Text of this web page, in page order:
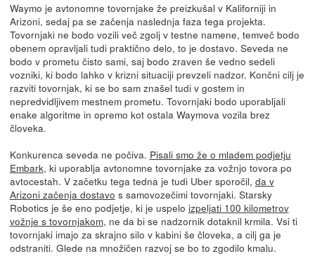
Waymo je avtonomne tovornjake že preizkušal v Kaliforniji in
Arizoni, sedaj pa se začenja naslednja faza tega projekta.
Tovornjaki ne bodo vozili več zgolj v testne namene, temveč bodo
obenem opravljali tudi praktično delo, to je dostavo. Seveda ne
bodo v prometu čisto sami, saj bodo zraven še vedno sedeli
vozniki, ki bodo lahko v krizni situaciji prevzeli nadzor. Končni cilj je
razviti tovornjak, ki se bo sam znašel tudi v gostem in
nepredvidljivem mestnem prometu. Tovornjaki bodo uporabljali
enake algoritme in opremo kot ostala Waymova vozila brez
človeka.
Konkurenca seveda ne počiva. Pisali smo že o mladem podjetju
Embark, ki uporablja avtonomne tovornjake za vožnjo tovora po
avtocestah. V začetku tega tedna je tudi Uber sporočil, da v
Arizoni začenja dostavo s samovozečimi tovornjaki. Starsky
Robotics je še eno podjetje, ki je uspelo izpeljati 100 kilometrov
vožnje s tovornjakom, ne da bi se nadzornik dotaknil krmila. Vsi ti
tovornjaki imajo za skrajno silo v kabini še človeka, a cilj ga je
odstraniti. Glede na množičen razvoj se bo to zgodilo kmalu.